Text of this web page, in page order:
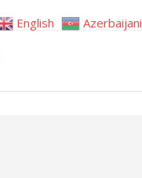
English Azerbaijani